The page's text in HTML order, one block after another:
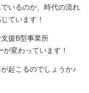
いるのか、時代の流れ
ています！
援B型事業所
が変わっています！
起こるのでしょうか♪